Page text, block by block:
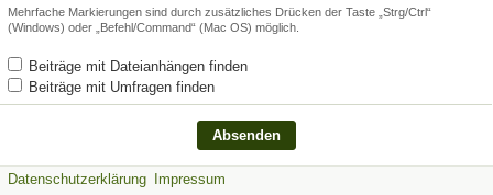
Mehrfache Markierungen sind durch zusätzliches Drücken der Taste „Strg/Ctrl“
(Windows) oder „Befehl/Command“ (Mac OS) möglich.
Beiträge mit Dateianhängen finden
Beiträge mit Umfragen finden
Datenschutzerklärung Impressum